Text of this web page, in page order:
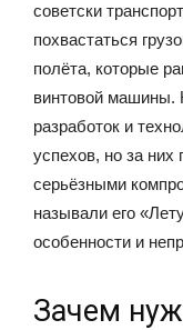
советски
похвастаться
полёта, которые
винтовой машины.
разработок и
успехов, но за
серьёзными
называли его
особенности и
Зачем